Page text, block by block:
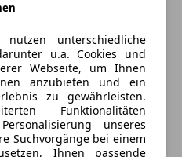
unterschiedliche
u.a. Cookies und
Webseite, um Ihnen
anzubieten und ein
zu gewährleisten.
Funktionalitäten
unseres
Suchvorgänge bei einem
Ihnen passende